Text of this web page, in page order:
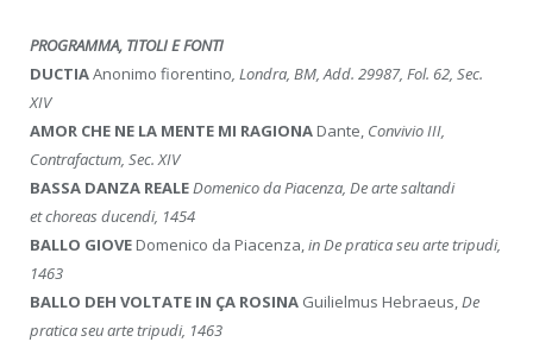
PROGRAMMA, TITOLI E FONTI
DUCTIAAnonimo fiorentino, Londra, BM, Add. 29987, Fol. 62, Sec.
XIV
AMOR CHE NE LA MENTE MI RAGIONA Dante, Convivio III,
Contrafactum, Sec. XIV
BASSA DANZA REALEDomenico da Piacenza, De arte saltandi
et choreas ducendi, 1454
BALLO GIOVE Domenico da Piacenza,inDe pratica seu arte tripudi,
1463
BALLO DEH VOLTATE IN ÇA ROSINA Guilielmus Hebraeus,De
pratica seu arte tripudi, 1463